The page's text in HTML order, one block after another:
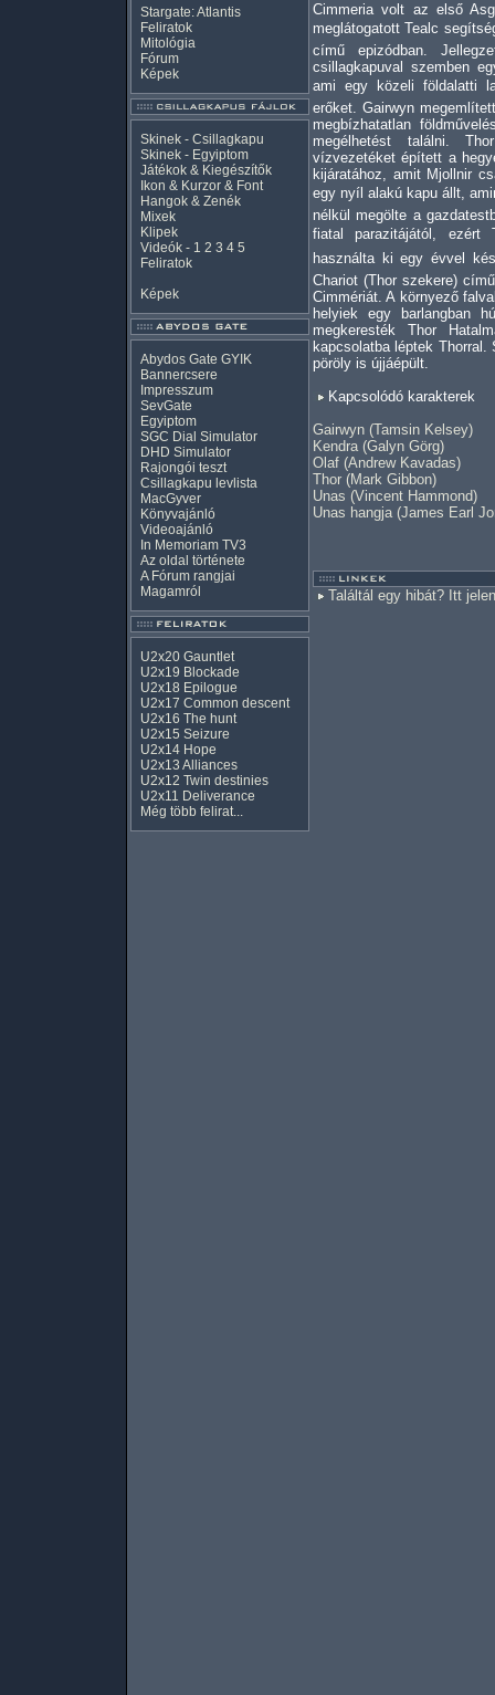
Stargate: Atlantis
Feliratok
Mitológia
Fórum
Képek
Skinek - Csillagkapu
Skinek - Egyiptom
Játékok & Kiegészítők
Ikon & Kurzor & Font
Hangok & Zenék
Mixek
Klipek
Videók - 1 2 3 4 5
Feliratok
Képek
Abydos Gate GYIK
Bannercsere
Impresszum
SevGate
Egyiptom
SGC Dial Simulator
DHD Simulator
Rajongói teszt
Csillagkapu levlista
MacGyver
Könyvajánló
Videoajánló
In Memoriam TV3
Az oldal története
A Fórum rangjai
Magamról
U2x20 Gauntlet
U2x19 Blockade
U2x18 Epilogue
U2x17 Common descent
U2x16 The hunt
U2x15 Seizure
U2x14 Hope
U2x13 Alliances
U2x12 Twin destinies
U2x11 Deliverance
Még több felirat...
Cimmeria volt az első
meglátogatott Tealc
című epizódban.
csillagkapuval szemben
ami egy közeli földalatti
erőket. Gairwyn
megbízhatatlan
megélhetést találni.
vízvezetéket épített a
kijáratához, amit Mjollnir
egy nyíl alakú kapu állt,
nélkül megölte a
fiatal parazitájától, ezért
használta ki egy évvel
Chariot (Thor szekere)
Cimmériát. A környező
helyiek egy barlangban
megkeresték Thor
kapcsolatba léptek
pöröly is újjáépült.
Kapcsolódó karakterek
Gairwyn (Tamsin Kelsey)
Kendra (Galyn Görg)
Olaf (Andrew Kavadas)
Thor (Mark Gibbon)
Unas (Vincent Hammond)
Unas hangja (James Earl
Találtál egy hibát? Itt